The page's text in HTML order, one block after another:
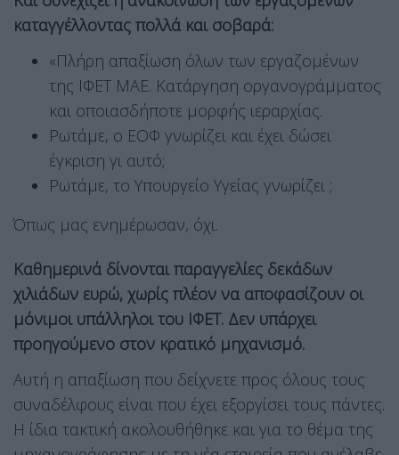
καταγγέλλοντας πολλά και σοβαρά:
«Πλήρη απαξίωση όλων των εργαζομένων
της ΙΦΕΤ ΜΑΕ. Κατάργηση οργανογράμματος
και οποιασδήποτε μορφής ιεραρχίας.
Ρωτάμε, ο ΕΟΦ γνωρίζει και έχει δώσει
έγκριση γι αυτό;
Ρωτάμε, το Υπουργείο Υγείας γνωρίζει ;
Όπως μας ενημέρωσαν, όχι.
Καθημερινά δίνονται παραγγελίες δεκάδων
χιλιάδων ευρώ, χωρίς πλέον να αποφασίζουν οι
μόνιμοι υπάλληλοι του ΙΦΕΤ. Δεν υπάρχει
προηγούμενο στον κρατικό μηχανισμό.
Αυτή η απαξίωση που δείχνετε προς όλους τους
συναδέλφους είναι που έχει εξοργίσει τους πάντες.
Η ίδια τακτική ακολουθήθηκε και για το θέμα της